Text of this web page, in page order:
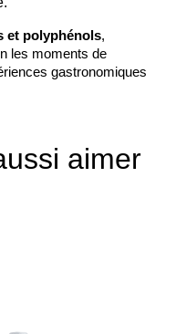
et polyphénols,
les moments de
gastronomiques
aimer